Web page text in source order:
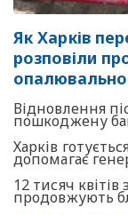
Як Харків
розповіли
Відновлення
пошкоджену
Харків
допомагає
12 тисяч
продовжують